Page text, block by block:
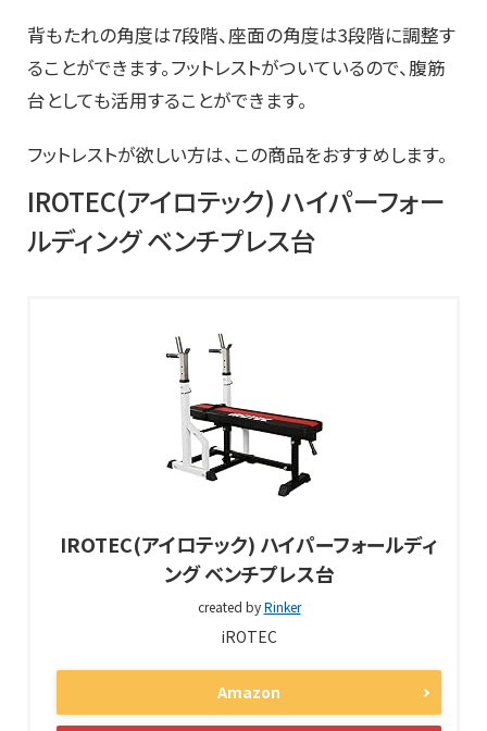
背もたれの角度は7段階、座面の角度は3段階に調整す
ることができます。フットレストがついているので、腹筋
台としても活用することができます。
フットレストが欲しい方は、この商品をおすすめします。
IROTEC(アイロテック) ハイパーフォー
ルディング ベンチプレス台
IROTEC(アイロテック) ハイパーフォールディ
ング ベンチプレス台
created byRinker
iROTEC
Amazon